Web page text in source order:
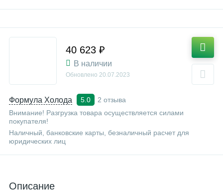
Формула Холода 5.0
2 отзыва
Внимание! Разгрузка товара осуществляется силами
покупателя!
Наличный, банковские карты, безналичный расчет для
юридических лиц
40 623 ₽
В наличии
Обновлено 20.07.2023
Описание